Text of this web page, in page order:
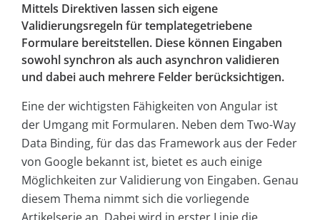
Mittels Direktiven lassen sich eigene
Validierungsregeln für templategetriebene
Formulare bereitstellen. Diese können Eingaben
sowohl synchron als auch asynchron validieren
und dabei auch mehrere Felder berücksichtigen.
Eine der wichtigsten Fähigkeiten von Angular ist
der Umgang mit Formularen. Neben dem Two-Way
Data Binding, für das das Framework aus der Feder
von Google bekannt ist, bietet es auch einige
Möglichkeiten zur Validierung von Eingaben. Genau
diesem Thema nimmt sich die vorliegende